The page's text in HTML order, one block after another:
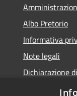
Albo Pretorio
Informativa
Note legali
Dichiarazione
Piano di